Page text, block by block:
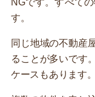
す。
同じ地域の不動産
ることが多いです
ケースもあります。